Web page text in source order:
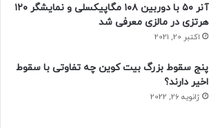
آنر ۵۰ با دوربین ۱۰۸ مگاپیکسلی و نمایشگر ۱۲۰
هرتزی در مالزی معرفی شد
اکتبر 20, 2021
پنج سقوط بزرگ بیت کوین چه تفاوتی با سقوط
اخیر دارند؟
ژانویه 26, 2022